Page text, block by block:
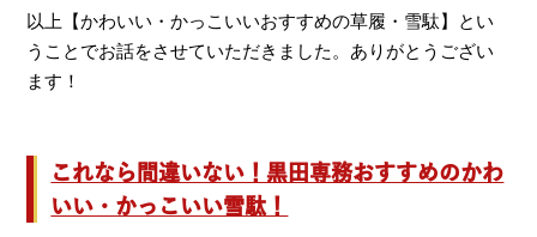
以上【かわいい・かっこいいおすすめの草履・雪駄】とい
うことでお話をさせていただきました。ありがとうござい
ます！
これなら間違いない！黒田専務おすすめのかわ
いい・かっこいい雪駄！